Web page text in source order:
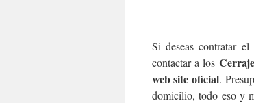
Si deseas contratar
contactar a los
web site oficial.
domicilio, todo eso y